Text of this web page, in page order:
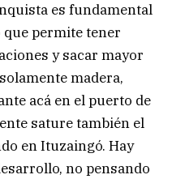
es fundamental
permite tener
y sacar mayor
madera,
acá en el puerto de
sature también el
en Ituzaingó. Hay
no pensando